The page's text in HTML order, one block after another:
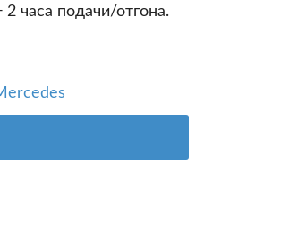
часа подачи/отгона.